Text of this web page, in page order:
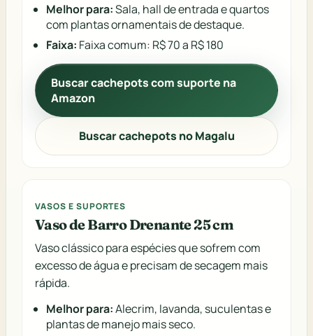
Melhor para:Sala, hall de entrada e quartos
com plantas ornamentais de destaque.
Faixa: Faixa comum: R$ 70 a R$ 180
Buscar cachepots com suporte na
Amazon
Buscar cachepots no Magalu
VASOS E SUPORTES
Vaso de Barro Drenante 25 cm
Vaso clássico para espécies que sofrem com
excesso de água e precisam de secagem mais
rápida.
Melhor para:Alecrim, lavanda, suculentas e
plantas de manejo mais seco.